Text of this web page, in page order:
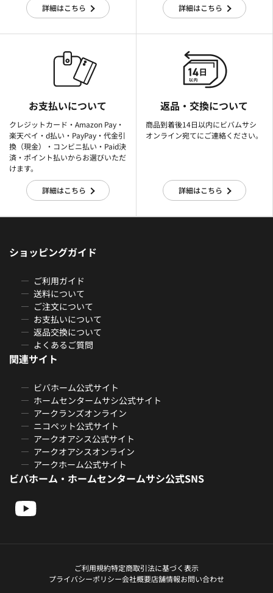
詳細はこちら 詳細はこちら
お支払いについて
クレジットカード・Amazon Pay・
楽天ぺイ・d払い・PayPay・代金引
換（現金）・コンビニ払い・Paid決
済・ポイント払いからお選びいただ
けます。
詳細はこちら
返品・交換について
商品到着後14日以内にビバムサシ
オンライン宛てにご連絡ください。
詳細はこちら
ショッピングガイド
ご利用ガイド
送料について
ご注文について
お支払いについて
返品交換について
よくあるご質問
関連サイト
ビバホーム公式サイト
ホームセンタームサシ公式サイト
アークランズオンライン
ニコペット公式サイト
アークオアシス公式サイト
アークオアシスオンライン
アークホーム公式サイト
ビバホーム・ホームセンタームサシ公式SNS
ご利用規約特定商取引法に基づく表示
プライバシーポリシー会社概要店舗情報お問い合わせ